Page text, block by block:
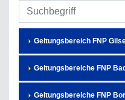
Geltungsbereich FNP
Geltungsbereiche FNP
Geltungsbereiche FNP